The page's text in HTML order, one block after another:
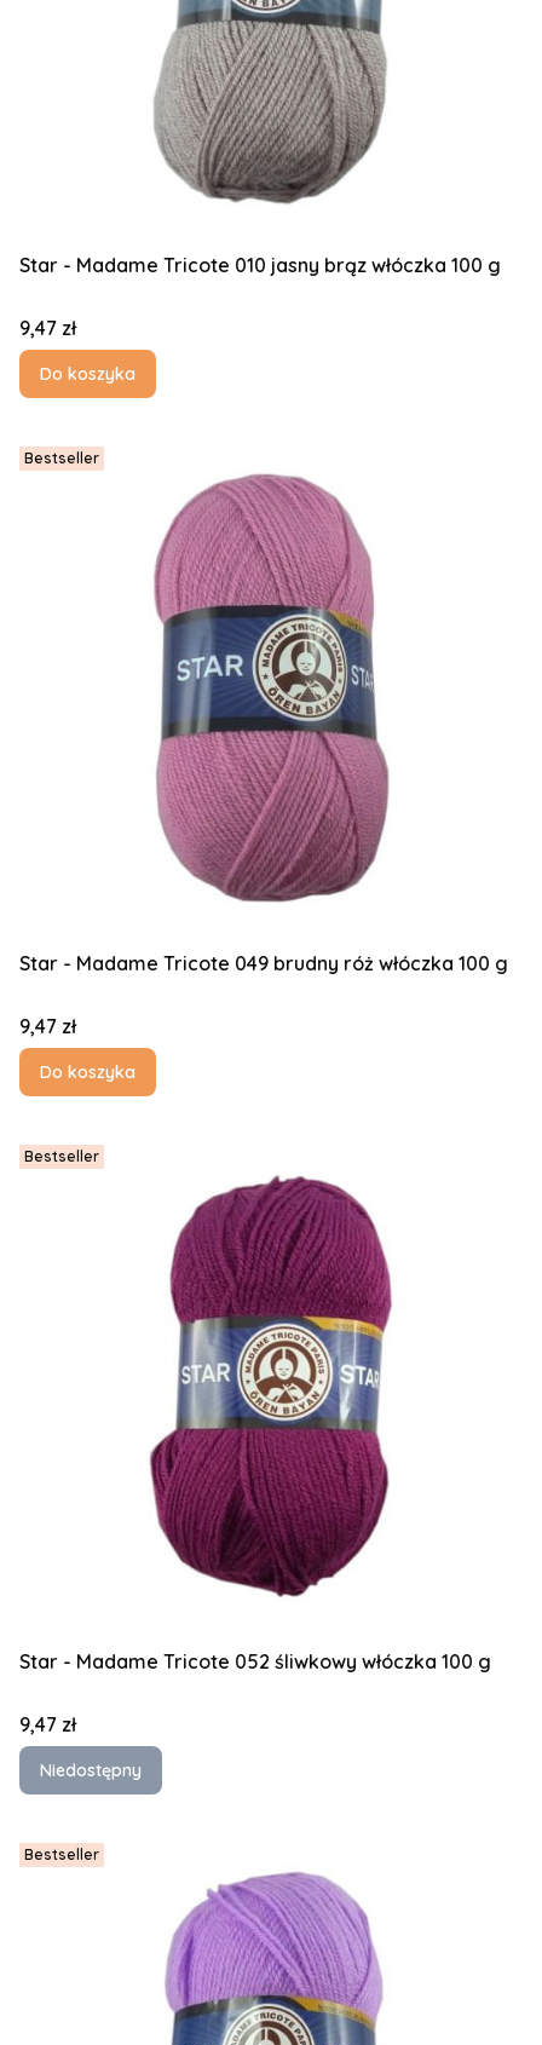
Star - Madame Tricote 010 jasny brąz włóczka 100 g
Cena
9,47 zł
Do koszyka
Bestseller
Star - Madame Tricote 049 brudny róż włóczka 100 g
Cena
9,47 zł
Do koszyka
Bestseller
Star - Madame Tricote 052 śliwkowy włóczka 100 g
Cena
9,47 zł
Niedostępny
Bestseller